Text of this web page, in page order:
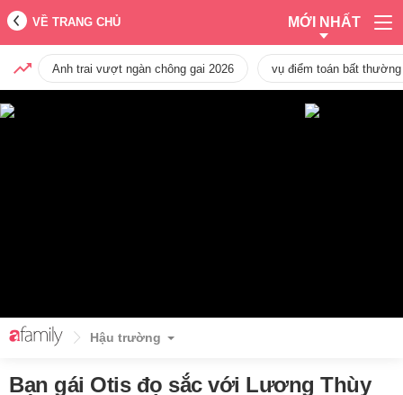
VỀ TRANG CHỦ MỚI NHẤT
Anh trai vượt ngàn chông gai 2026 vụ điểm toán bất
Hậu trường
Bạn gái Otis đọ sắc với Lương Thùy